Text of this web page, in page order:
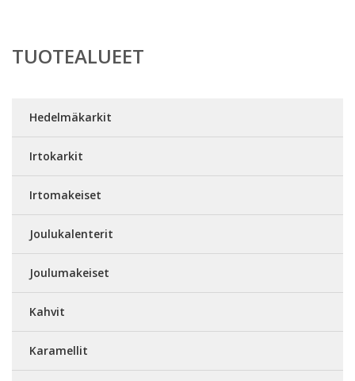
TUOTEALUEET
Hedelmäkarkit
Irtokarkit
Irtomakeiset
Joulukalenterit
Joulumakeiset
Kahvit
Karamellit